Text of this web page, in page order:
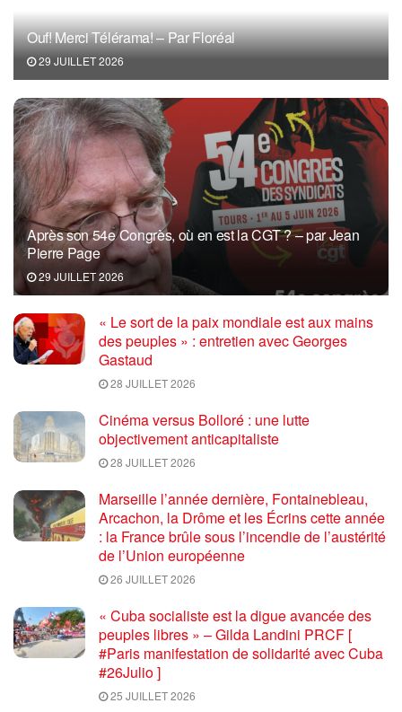
Ouf! Merci Télérama! – Par Floréal
29 JUILLET 2026
Après son 54e Congrès, où en est la CGT ? – par Jean
Pierre Page
29 JUILLET 2026
« Le sort de la paix mondiale est aux mains
des peuples » : entretien avec Georges
Gastaud
28 JUILLET 2026
Cinéma versus Bolloré : une lutte
objectivement anticapitaliste
28 JUILLET 2026
Marseille l’année dernière, Fontainebleau,
Arcachon, la Drôme et les Écrins cette année
: la France brûle sous l’incendie de l’austérité
de l’Union européenne
26 JUILLET 2026
« Cuba socialiste est la digue avancée des
peuples libres » – Gilda Landini PRCF [
#Paris manifestation de solidarité avec Cuba
#26Julio ]
25 JUILLET 2026